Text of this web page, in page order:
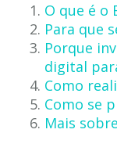
O que é o
Para que
Porque
digital
Como
Como se
Mais